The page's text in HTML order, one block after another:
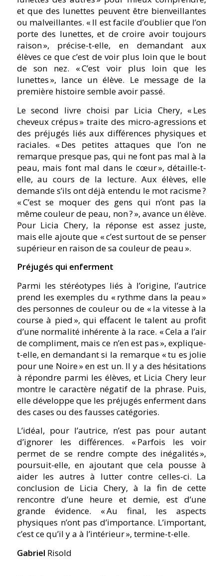
et que des lunettes peuvent être bienveillantes
ou malveillantes. « Il est facile d’oublier que l’on
porte des lunettes, et de croire avoir toujours
raison », précise-t-elle, en demandant aux
élèves ce que c’est de voir plus loin que le bout
de son nez. « C’est voir plus loin que les
lunettes », lance un élève. Le message de la
première histoire semble avoir passé.
Le second livre choisi par Licia Chery, « Les
cheveux crépus » traite des micro-agressions et
des préjugés liés aux différences physiques et
raciales. « Des petites attaques que l’on ne
remarque presque pas, qui ne font pas mal à la
peau, mais font mal dans le cœur », détaille-t-
elle, au cours de la lecture. Aux élèves, elle
demande s’ils ont déjà entendu le mot racisme ?
« C’est se moquer des gens qui n’ont pas la
même couleur de peau, non ? », avance un élève.
Pour Licia Chery, la réponse est assez juste,
mais elle ajoute que « c’est surtout de se penser
supérieur en raison de sa couleur de peau ».
Préjugés qui enferment
Parmi les stéréotypes liés à l’origine, l’autrice
prend les exemples du « rythme dans la peau »
des personnes de couleur ou de « la vitesse à la
course à pied », qui effacent le talent au profit
d’une normalité inhérente à la race. « Cela a l’air
de compliment, mais ce n’en est pas », explique-
t-elle, en demandant si la remarque « tu es jolie
pour une Noire »en est un. Il y a des hésitations
à répondre parmi les élèves, et Licia Chery leur
montre le caractère négatif de la phrase. Puis,
elle développe que les préjugés enferment dans
des cases ou des fausses catégories.
L’idéal, pour l’autrice, n’est pas pour autant
d’ignorer les différences. « Parfois les voir
permet de se rendre compte des inégalités »,
poursuit-elle, en ajoutant que cela pousse à
aider les autres à lutter contre celles-ci. La
conclusion de Licia Chery, à la fin de cette
rencontre d’une heure et demie, est d’une
grande évidence. « Au final, les aspects
physiques n’ont pas d’importance. L’important,
c’est ce qu’il y a à l’intérieur », termine-t-elle.
Gabriel Risold